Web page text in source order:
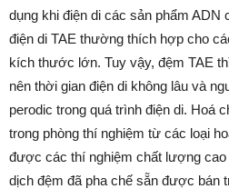
dụng khi điện di các sản phẩm
điện di TAE thường thích hợp cho
kích thước lớn. Tuy vậy, đệm TAE
nên thời gian điện di không lâu và
perodic trong quá trình điện di. Hoá
trong phòng thí nghiệm từ các loại
được các thí nghiệm chất lượng cao
dịch đệm đã pha chế sẵn được bán